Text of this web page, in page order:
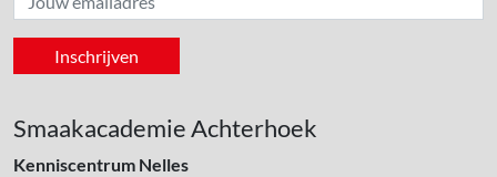
Smaakacademie Achterhoek
Kenniscentrum Nelles